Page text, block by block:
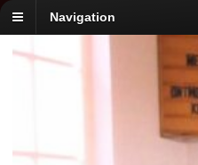
Navigation